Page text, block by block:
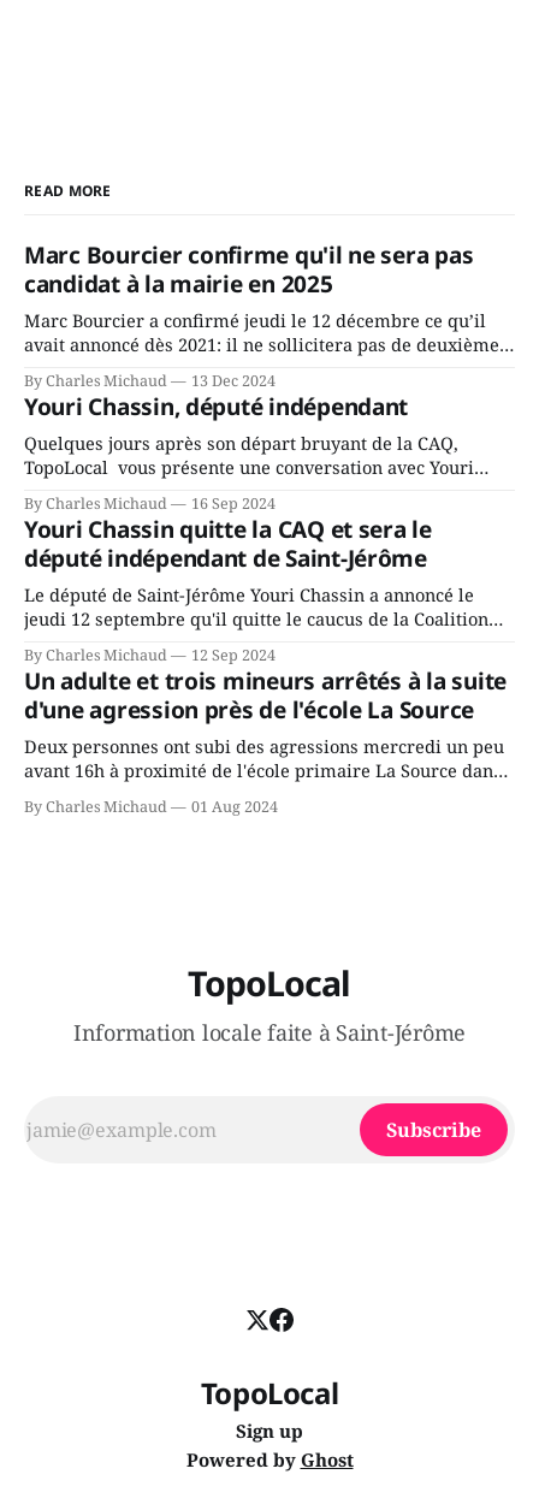
READ MORE
Marc Bourcier confirme qu'il ne sera pas
candidat à la mairie en 2025
Marc Bourcier a confirmé jeudi le 12 décembre ce qu’il
avait annoncé dès 2021: il ne sollicitera pas de deuxième
mandat à titre de maire de Saint-Jérôme. Bourcier en a
fait l’annonce en s’adressant aux employés de la ville,
rassemblés en soirée pour leur traditionnel souper
By Charles Michaud 13 Dec 2024
Youri Chassin, député indépendant
Quelques jours après son départ bruyant de la CAQ,
TopoLocal vous présente une conversation avec Youri
Chassin. Nous avons causé de sa décision. Y songeait-il
depuis longtemps? Sera-t-il candidat indépendant dans 2
ans? Joindrait-il un autre parti, par exemple les
conservateurs d’Éric Duhaime? Que lui
By Charles Michaud 16 Sep 2024
Youri Chassin quitte la CAQ et sera le
député indépendant de Saint-Jérôme
Le député de Saint-Jérôme Youri Chassin a annoncé le
jeudi 12 septembre qu'il quitte le caucus de la Coalition
Avenir Québec de François Legault parce qu'il est déçu du
gouvernement de la CAQ, surtout de son incapacité, qu'il
juge chronique, à offrir des
By Charles Michaud 12 Sep 2024
Un adulte et trois mineurs arrêtés à la suite
d'une agression près de l'école La Source
Deux personnes ont subi des agressions mercredi un peu
avant 16h à proximité de l'école primaire La Source dans
le secteur Bellefeuille de Saint-Jérôme. L'une de deux
victimes aurait été écrasée sous un véhicule et aspergée
By Charles Michaud 01 Aug 2024
TopoLocal
Information locale faite à Saint-Jérôme
Subscribe
TopoLocal
Sign up
Powered by Ghost